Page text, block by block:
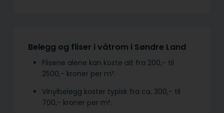
Belegg og fliser i våtrom i Søndre Land
Flisene alene kan koste alt fra 200,- til
2500,- kroner per m².
Vinylbelegg koster typisk fra ca. 300,- til
700,- kroner per m².